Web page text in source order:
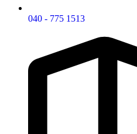
040 - 775 1513